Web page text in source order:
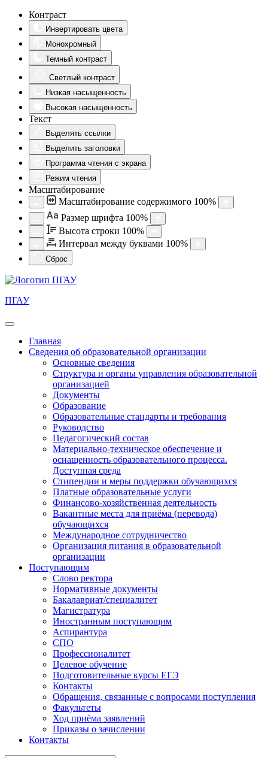
Контраст
Инвертировать цвета
Монохромный
Темный контраст
Светлый контраст
Низкая насыщенность
Высокая насыщенность
Текст
Выделять ссылки
Выделить заголовки
Программа чтения с экрана
Режим чтения
Масштабирование
Масштабирование содержимого 100%
Aa Размер шрифта 100%
Высота строки 100%
Интервал между буквами 100%
Сброс
ПГАУ
Главная
Сведения об образовательной организации
Основные сведения
Структура и органы управления образовательной
организацией
Документы
Образование
Образовательные стандарты и требования
Руководство
Педагогический состав
Материально-техническое обеспечение и
оснащенность образовательного процесса.
Доступная среда
Стипендии и меры поддержки обучающихся
Платные образовательные услуги
Финансово-хозяйственная деятельность
Вакантные места для приёма (перевода)
обучающихся
Международное сотрудничество
Организация питания в образовательной
организации
Поступающим
Слово ректора
Нормативные документы
Бакалавриат/специалитет
Магистратура
Иностранным поступающим
Аспирантура
СПО
Профессионалитет
Целевое обучение
Подготовительные курсы ЕГЭ
Контакты
Обращения, связанные с вопросами поступления
Факультеты
Ход приёма заявлений
Приказы о зачислении
Контакты